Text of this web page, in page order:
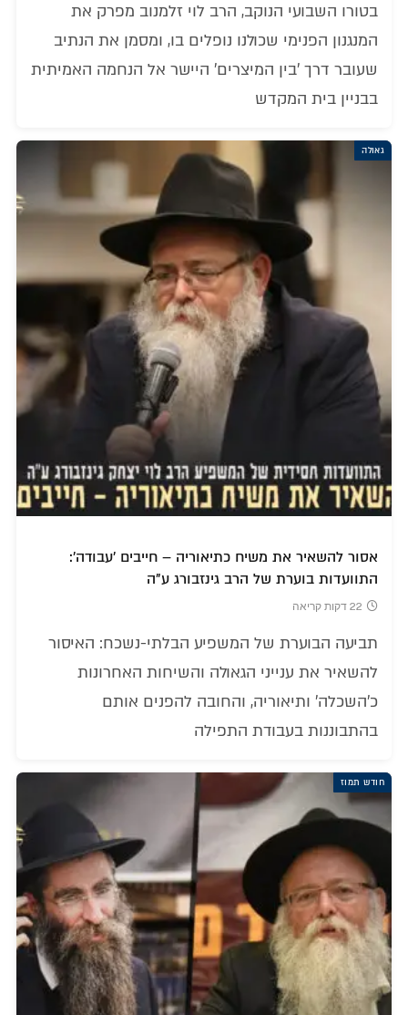
בטורו השבועי הנוקב, הרב לוי זלמנוב מפרק את
המנגנון הפנימי שכולנו נופלים בו, ומסמן את הנתיב
שעובר דרך 'בין המיצרים' היישר אל הנחמה האמיתית
בבניין בית המקדש
גאולה
אסור להשאיר את משיח כתיאוריה – חייבים 'עבודה':
התוועדות בוערת של הרב גינזבורג ע"ה
22 דקות קריאה
תביעה הבוערת של המשפיע הבלתי-נשכח: האיסור
להשאיר את ענייני הגאולה והשיחות האחרונות
כ'השכלה' ותיאוריה, והחובה להפנים אותם
בהתבוננות בעבודת התפילה
חודש תמוז